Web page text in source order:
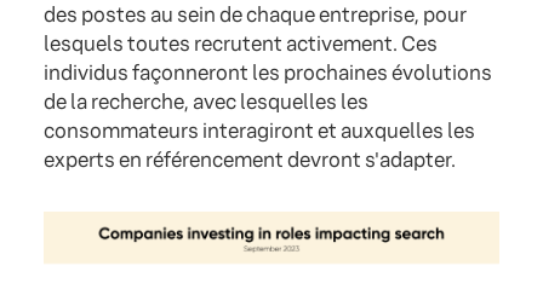
des postes au sein de chaque entreprise, pour
lesquels toutes recrutent activement. Ces
individus façonneront les prochaines évolutions
de la recherche, avec lesquelles les
consommateurs interagiront et auxquelles les
experts en référencement devront s'adapter.